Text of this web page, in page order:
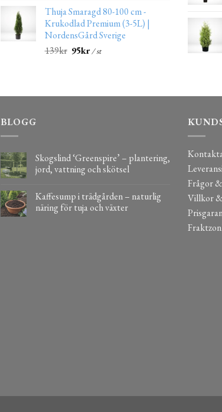
Thuja Smaragd 80-100 cm -
Krukodlad Premium (3-5L) |
NordensGård Sverige
139kr 95kr/ st
BLOGG
Skogslind ‘Greenspire’ – plantering,
jord, vattning och skötsel
Kaffesump i trädgården – naturlig
näring för tuja och växter
Frågor
Villkor